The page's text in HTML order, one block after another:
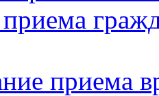
приема